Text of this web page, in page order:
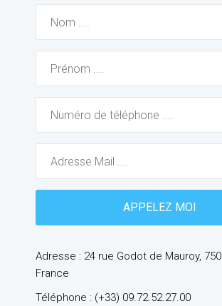
Adresse : 24 rue Godot de Mauroy,
France
Téléphone : (+33) 09.72.52.27.00